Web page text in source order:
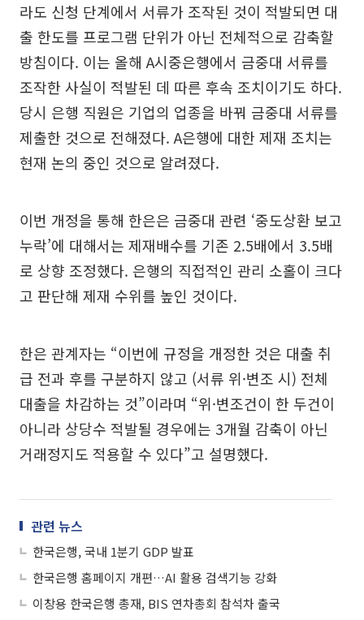
라도 신청 단계에서 서류가 조작된 것이 적발되면 대
출 한도를 프로그램 단위가 아닌 전체적으로 감축할
방침이다. 이는 올해 A시중은행에서 금중대 서류를
조작한 사실이 적발된 데 따른 후속 조치이기도 하다.
당시 은행 직원은 기업의 업종을 바꿔 금중대 서류를
제출한 것으로 전해졌다. A은행에 대한 제재 조치는
현재 논의 중인 것으로 알려졌다.
이번 개정을 통해 한은은 금중대 관련 ‘중도상환 보고
누락’에 대해서는 제재배수를 기존 2.5배에서 3.5배
로 상향 조정했다. 은행의 직접적인 관리 소홀이 크다
고 판단해 제재 수위를 높인 것이다.
한은 관계자는 “이번에 규정을 개정한 것은 대출 취
급 전과 후를 구분하지 않고 (서류 위·변조 시) 전체
대출을 차감하는 것”이라며 “위·변조건이 한 두건이
아니라 상당수 적발될 경우에는 3개월 감축이 아닌
거래정지도 적용할 수 있다”고 설명했다.
관련 뉴스
한국은행, 국내 1분기 GDP 발표
한국은행 홈페이지 개편…AI 활용 검색기능 강화
이창용 한국은행 총재, BIS 연차총회 참석차 출국